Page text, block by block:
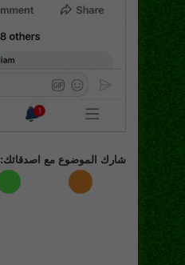
شارك الموضوع مع اصدقائك: